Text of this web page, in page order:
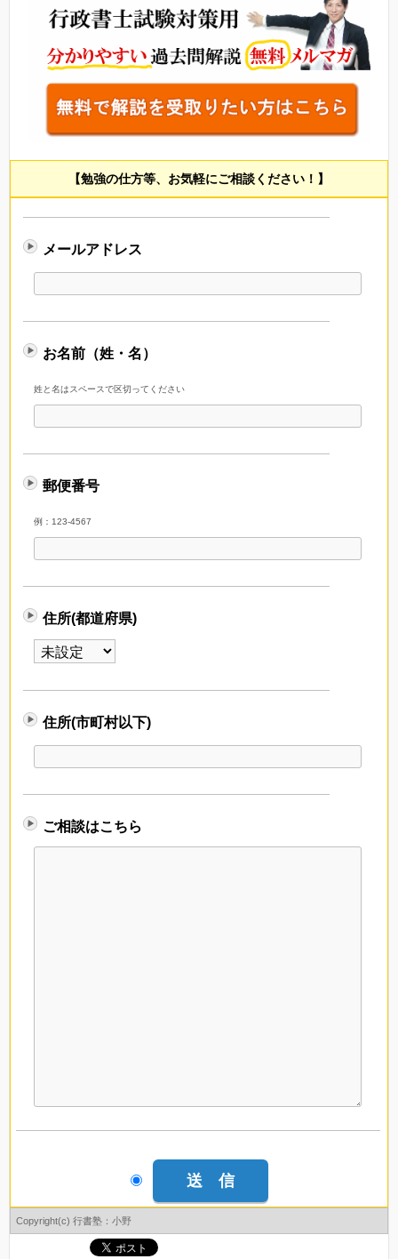
【勉強の仕方等、お気軽にご相談ください！】
メールアドレス
お名前（姓・名）
姓と名はスペースで区切ってください
郵便番号
例：123-4567
住所(都道府県)
住所(市町村以下)
ご相談はこちら
Copyright(c) 行書塾：小野